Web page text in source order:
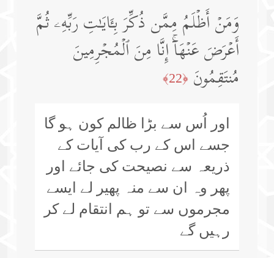
وَمَنۡ أَظۡلَمُ مِمَّن ذُكِّرَ بِـَٔایَـٰتِ رَبِّهِۦ ثُمَّ
أَعۡرَضَ عَنۡهَاۤۚ إِنَّا مِنَ ٱلۡمُجۡرِمِینَ
مُنتَقِمُونَ ﴿22﴾
اور اُس سے بڑا ظالم کون ہو گا
جسے اس کے رب کی آیات کے
ذریعہ سے نصیحت کی جائے اور
پھر وہ ان سے منہ پھیر لے ایسے
مجرموں سے تو ہم انتقام لے کر
رہیں گے